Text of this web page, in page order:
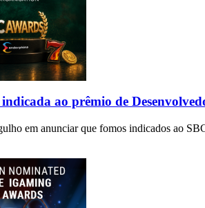
ao prêmio de
em anunciar que fomos indicados ao